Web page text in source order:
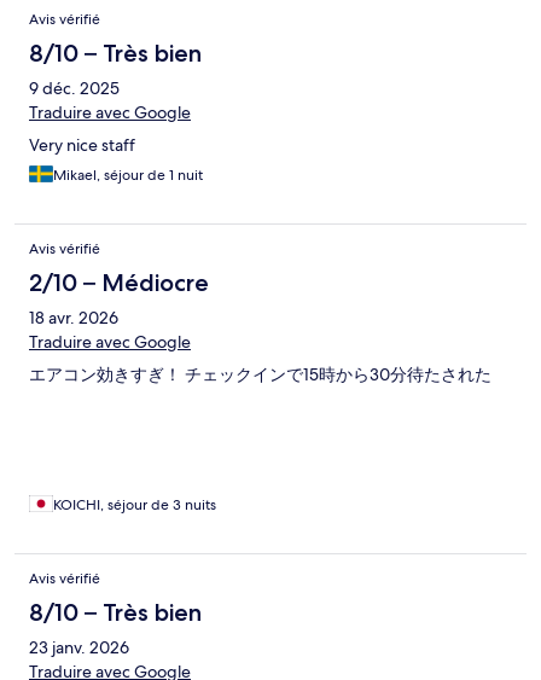
Avis vérifié
8/10 – Très bien
9 déc. 2025
Traduire avec Google
Very nice staff
Mikael, séjour de 1 nuit
Avis vérifié
2/10 – Médiocre
18 avr. 2026
Traduire avec Google
エアコン効きすぎ！ チェックインで15時から30分待たされた
KOICHI, séjour de 3 nuits
Avis vérifié
8/10 – Très bien
23 janv. 2026
Traduire avec Google